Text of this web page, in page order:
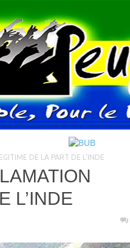
DE LA PART DE L’INDE
L’INDE